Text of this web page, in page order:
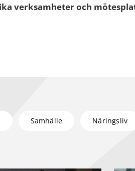
verksamheter och
Samhälle Näringsliv